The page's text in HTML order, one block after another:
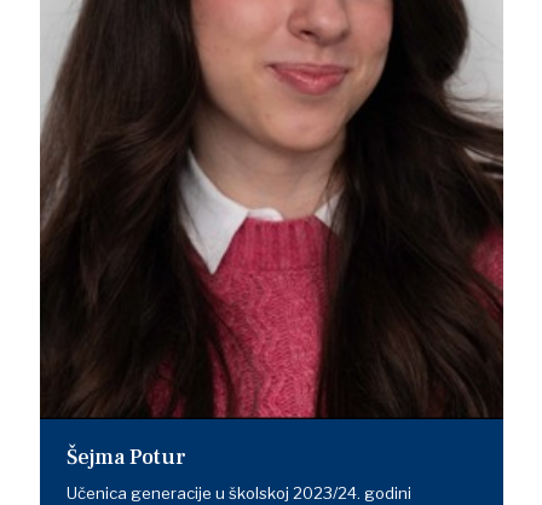
Šejma Potur
Učenica generacije u školskoj 2023/24. godini